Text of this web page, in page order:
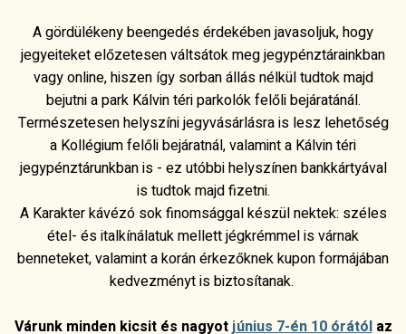
A gördülékeny beengedés érdekében javasoljuk, hogy
jegyeiteket előzetesen váltsátok meg jegypénztárainkban
vagy online, hiszen így sorban állás nélkül tudtok majd
bejutni a park Kálvin téri parkolók felőli bejáratánál.
Természetesen helyszíni jegyvásárlásra is lesz lehetőség
a Kollégium felőli bejáratnál, valamint a Kálvin téri
jegypénztárunkban is - ez utóbbi helyszínen bankkártyával
is tudtok majd fizetni.
A Karakter kávézó sok finomsággal készül nektek: széles
étel- és italkínálatuk mellett jégkrémmel is várnak
benneteket, valamint a korán érkezőknek kupon formájában
kedvezményt is biztosítanak.
Várunk minden kicsit és nagyotjúnius 7-én 10 órátólaz